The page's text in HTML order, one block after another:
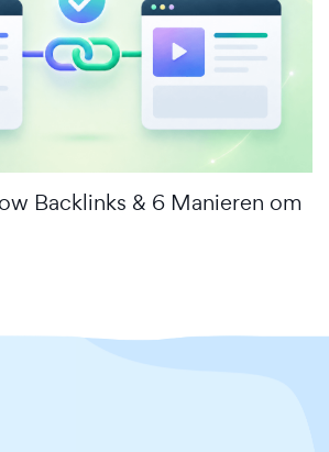
Backlinks & 6 Manieren om